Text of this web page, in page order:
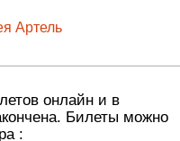
Артель
онлайн и в
Билеты можно
: